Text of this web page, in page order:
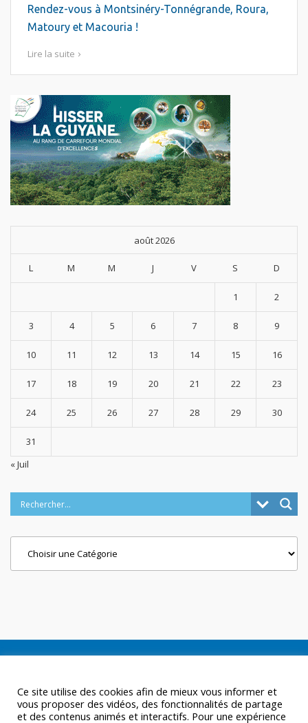
Rendez-vous à Montsinéry-Tonnégrande, Roura,
Matoury et Macouria !
Lire la suite
août 2026
L M M J V S D
1 2
3 4 5 6 7 8 9
10 11 12 13 14 15 16
17 18 19 20 21 22 23
24 25 26 27 28 29 30
31
« Juil
Ce site utilise des cookies afin de mieux vous informer et
vous proposer des vidéos, des fonctionnalités de partage
et des contenus animés et interactifs. Pour une expérience